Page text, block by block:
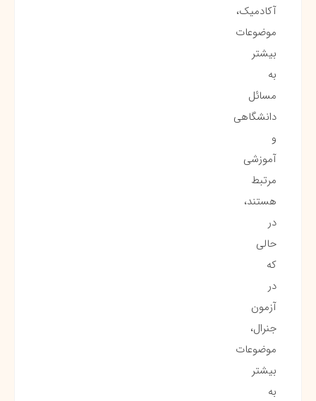
آکادمیک،
موضوعات
بیشتر
به
مسائل
دانشگاهی
و
آموزشی
مرتبط
هستند،
در
حالی
که
در
آزمون
جنرال،
موضوعات
بیشتر
به